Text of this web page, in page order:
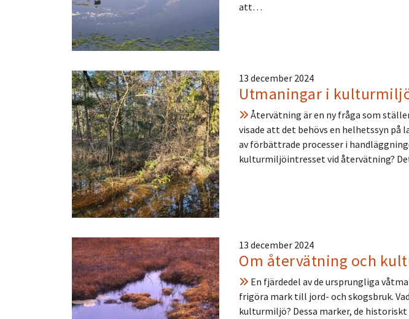
att…
13 december 2024
Utmaningar i
Återvätning är en ny fråga som
visade att det behövs en helhetssyn på
av förbättrade processer i
kulturmiljöintresset vid återvätning?
13 december 2024
Om återvätning och
En fjärdedel av de ursprungliga
frigöra mark till jord- och skogsbruk.
kulturmiljö? Dessa marker, de